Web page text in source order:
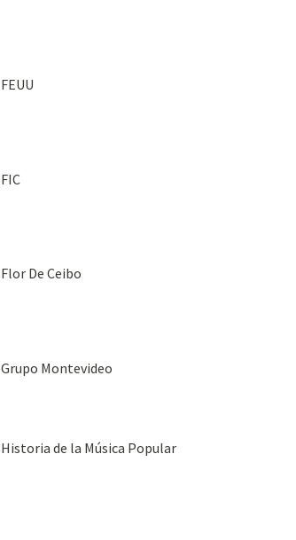
FEUU
FIC
Flor De Ceibo
Grupo Montevideo
Historia de la Música Popular